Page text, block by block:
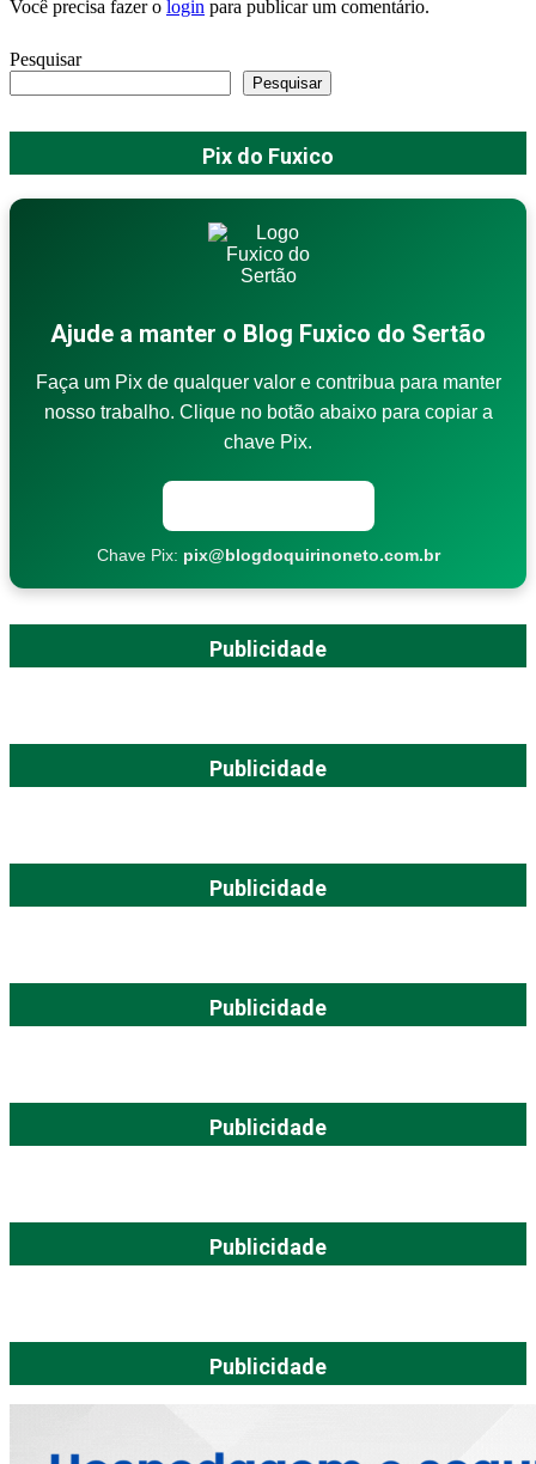
Você precisa fazer o login para publicar um comentário.
Pesquisar
Pesquisar
Pix do Fuxico
Ajude a manter o Blog Fuxico do Sertão
Faça um Pix de qualquer valor e contribua para manter
nosso trabalho. Clique no botão abaixo para copiar a
chave Pix.
Chave Pix: pix@blogdoquirinoneto.com.br
Publicidade
Publicidade
Publicidade
Publicidade
Publicidade
Publicidade
Publicidade